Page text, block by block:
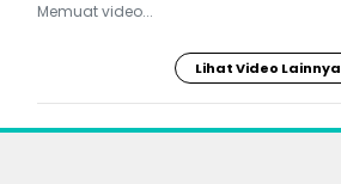
Memuat video...
Lihat Video Lainnya